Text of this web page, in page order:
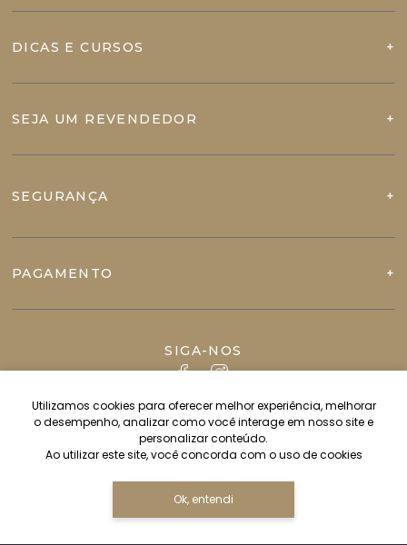
Utilizamos cookies para oferecer melhor experiência, melhorar
o desempenho, analizar como você interage em nosso site e
personalizar conteúdo.
Ao utilizar este site, você concorda com o uso de cookies
Ok, entendi
DICAS E CURSOS
SEJA UM REVENDEDOR
SEGURANÇA
PAGAMENTO
SIGA-NOS
Copyright JVN IMPORT & EXPORT LTDA - 82544628000112 - 2026.